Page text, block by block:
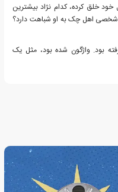
خود خلق کرده، کدام نژاد بیشترین
شخصی اهل چک به او شباهت دارد؟
بود. واژگون شده بود، مثل یک